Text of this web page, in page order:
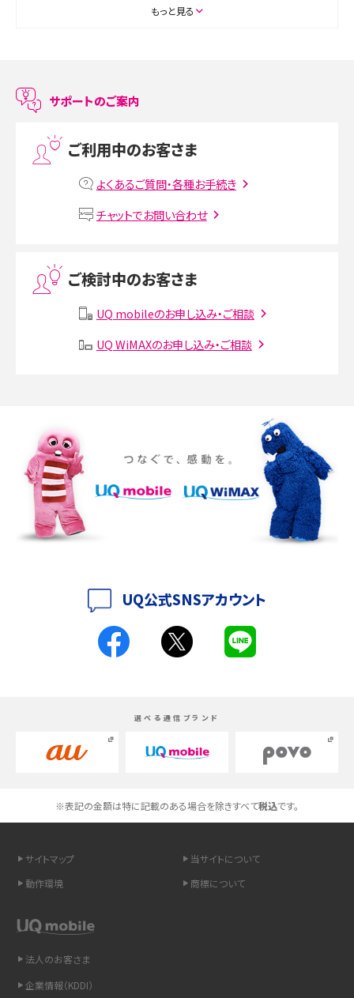
ASMRとは？初心者向けの代表ジャンルや楽しみ方を解説
LINEで友だちを削除する方法は？方法ごとの影響や復活・復元する方法も解説
MNOとは？MVNOやMVNEとの違いやメリット・デメリットを解説
VPN接続とは？仕組みや必要性、メリット・デメリット、接続方法を解説
Instagram（インスタグラム）でスクショするとバレる？バレるケースや撮り方も解
SMSとは？料金やできること、注意点や届かない時の対処法を解説
iPhone 16eとiPhone SE（第3世代）の違いは？サイズやスペックを比較して解説
iPhone 16eとiPhone 14を徹底比較！スペック・機能の違いをわかりやすく紹介
iPhone 16シリーズのモデルを比較！価格・サイズ・カメラ性能の違いを徹底解説
iPhone 16とiPhone 15の違いは？カメラ・スペック・機能を徹底比較
スマホが高い理由は？購入費用を抑える方法や端末を選ぶ時の注意点を解説！
スマホのネット通信速度が遅い原因は？すぐできる対処法や見直すポイントを解
スマホや携帯端末の通信速度制限とは？回避のコツや解除のタイミング・方法
を解説
LINEの引き継ぎ方法は？対象データや事前準備・条件・注意点などを解説
非通知設定とは？184で電話をかける方法やiPhone・Androidの設定を解説
もっと見る
サポートのご案内
ご利用中のお客さま
よくあるご質問・各種お手続き
チャットでお問い合わせ
ご検討中のお客さま
UQ mobileのお申し込み・ご相談
UQ WiMAXのお申し込み・ご相談
UQ公式SNSアカウント
選べる通信ブランド
※表記の金額は特に記載のある場合を除きすべて税込です。
サイトマップ
当サイトについて
動作環境
商標について
法人のお客さま
企業情報（KDDI）